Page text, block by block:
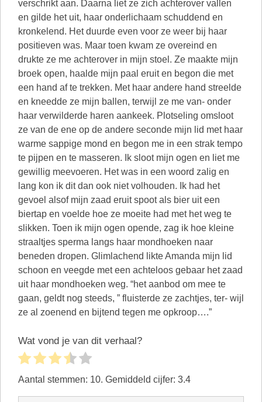
verschrikt aan. Daarna liet ze zich achterover vallen
en gilde het uit, haar onderlichaam schuddend en
kronkelend. Het duurde even voor ze weer bij haar
positieven was. Maar toen kwam ze overeind en
drukte ze me achterover in mijn stoel. Ze maakte mijn
broek open, haalde mijn paal eruit en begon die met
een hand af te trekken. Met haar andere hand streelde
en kneedde ze mijn ballen, terwijl ze me van- onder
haar verwilderde haren aankeek. Plotseling omsloot
ze van de ene op de andere seconde mijn lid met haar
warme sappige mond en begon me in een strak tempo
te pijpen en te masseren. Ik sloot mijn ogen en liet me
gewillig meevoeren. Het was in een woord zalig en
lang kon ik dit dan ook niet volhouden. Ik had het
gevoel alsof mijn zaad eruit spoot als bier uit een
biertap en voelde hoe ze moeite had met het weg te
slikken. Toen ik mijn ogen opende, zag ik hoe kleine
straaltjes sperma langs haar mondhoeken naar
beneden dropen. Glimlachend likte Amanda mijn lid
schoon en veegde met een achteloos gebaar het zaad
uit haar mondhoeken weg. “het aanbod om mee te
gaan, geldt nog steeds, ” fluisterde ze zachtjes, ter- wijl
ze al zoenend en bijtend tegen me opkroop….”
Wat vond je van dit verhaal?
Aantal stemmen: 10. Gemiddeld cijfer: 3.4